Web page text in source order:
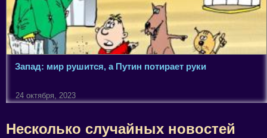
Запад: мир рушится, а Путин потирает руки
24 октября, 2023
Несколько случайных новостей